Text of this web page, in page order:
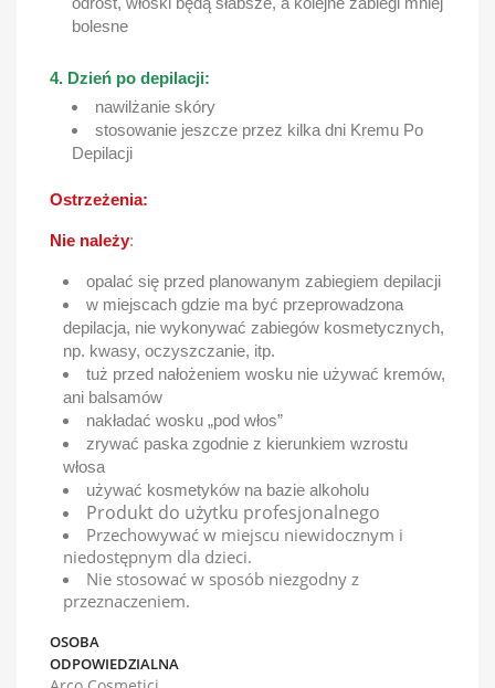
bolesne
4. Dzień po depilacji:
nawilżanie skóry
stosowanie jeszcze przez kilka dni Kremu Po
Depilacji
Ostrzeżenia:
Nie należy:
opalać się przed planowanym zabiegiem depilacji
w miejscach gdzie ma być przeprowadzona
depilacja, nie wykonywać zabiegów kosmetycznych,
np. kwasy, oczyszczanie, itp.
tuż przed nałożeniem wosku nie używać kremów,
ani balsamów
nakładać wosku „pod włos”
zrywać paska zgodnie z kierunkiem wzrostu
włosa
używać kosmetyków na bazie alkoholu
Produkt do użytku profesjonalnego
Przechowywać w miejscu niewidocznym i
niedostępnym dla dzieci.
Nie stosować w sposób niezgodny z
przeznaczeniem.
OSOBA
ODPOWIEDZIALNA